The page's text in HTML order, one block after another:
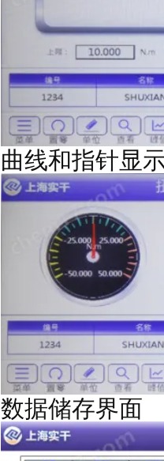
曲线和指针显
数据储存界面